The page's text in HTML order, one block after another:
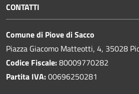
CONTATTI
Comune di Piove di Sacco
Piazza Giacomo Matteotti, 4, 35028
Codice Fiscale:80009770282
Partita IVA:00696250281